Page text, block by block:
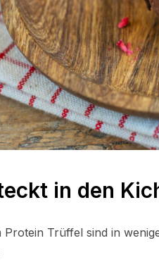
in den
Protein Trüffel sind in